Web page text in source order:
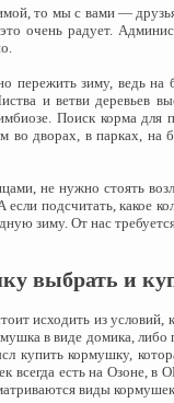
то мы с вами —
очень радует.
пережить зиму, ведь на
и ветви деревьев
Поиск корма
во дворах, в парках, на
не нужно стоять
если подсчитать, какое
зиму. От нас
выбрать и
исходить из условий,
в виде домика,
купить кормушку,
всегда есть на Озоне,
виды